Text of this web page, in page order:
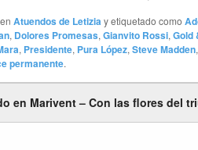
enAtuendos de Letiziay etiquetado como
, Dolores Promesas,Gianvito Rossi,Gold
, Presidente, Pura López,Steve Madden
permanente.
en Marivent – Con las flores del